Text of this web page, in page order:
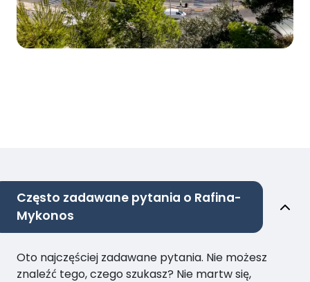
Często zadawane pytania o Rafina-
Mykonos
Oto najczęściej zadawane pytania. Nie możesz
znaleźć tego, czego szukasz? Nie martw się,